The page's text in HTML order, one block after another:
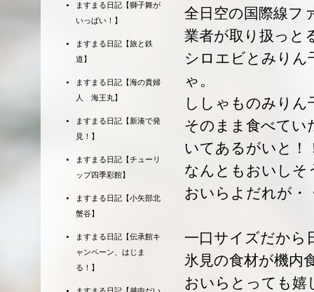
全日空の国際線フ
業者が取り扱っと
シロエビとみりん
ゃ。
ししゃものみりん
そのまま食べてい
いてあるがいと！
なんともおいしそ
おいらよだれが・
一口サイズだから
氷見の食材が機内
おいらとっても嬉
ますまる日記【獅子舞が
いっぱい！】
ますまる日記【旅と鉄
道】
ますまる日記【海の貴婦
人 海王丸】
ますまる日記【新湊で発
見！】
ますまる日記【チューリ
ップ四季彩館】
ますまる日記【小矢部北
蟹谷】
ますまる日記【伝承館キ
ャンペーン、はじま
る！】